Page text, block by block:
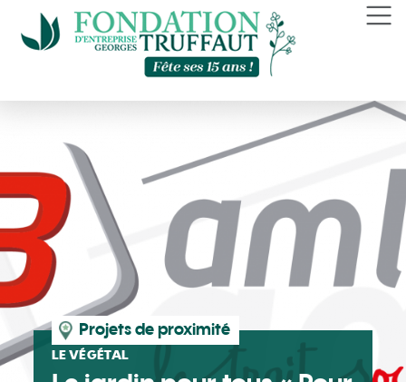
Projets de proximité
LE VÉGÉTAL
Panneau de gestion des cookies